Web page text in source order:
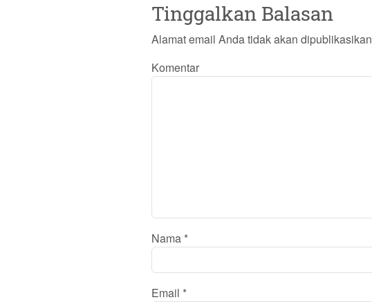
Tinggalkan Balasan
Alamat email Anda tidak akan
Komentar
Nama *
Email *